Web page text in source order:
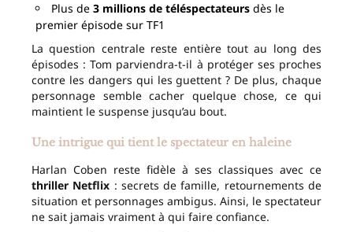
Plus de 3 millions de téléspectateurs dès le
premier épisode sur TF1
La question centrale reste entière tout au long des
épisodes : Tom parviendra-t-il à protéger ses proches
contre les dangers qui les guettent ? De plus, chaque
personnage semble cacher quelque chose, ce qui
maintient le suspense jusqu’au bout.
Une intrigue qui tient le spectateur en haleine
Harlan Coben reste fidèle à ses classiques avec ce
thriller Netflix : secrets de famille, retournements de
situation et personnages ambigus. Ainsi, le spectateur
ne sait jamais vraiment à qui faire confiance.